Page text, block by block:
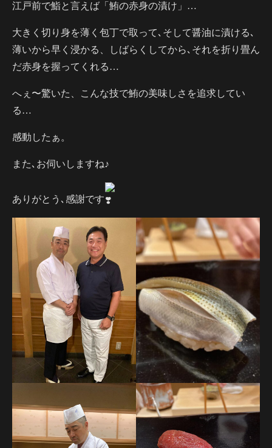
江戸前で鮨と言えば「鮪の赤身の漬け」…
大きく切り身を薄く包丁で取って､そして醤油に漬ける､
薄いから早く浸かる、しばらくしてから､それを折り畳ん
だ赤身を握ってくれる…
へぇ〜驚いた、こんな技で鮪の美味しさを追求してい
る…
感動したぁ。
また､お伺いしますね♪
ありがとう､感謝です